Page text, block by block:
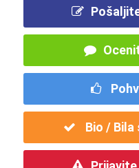
Bio / Bila